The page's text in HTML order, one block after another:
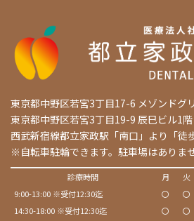
東京都中野区若宮3丁目17-6 メゾンドグ
東京都中野区若宮3丁目19-9 辰巳ビル1階
西武新宿線都立家政駅「南口」より「徒
※自転車駐輪できます。駐車場はありませ
診療時間 月 火
9:00-13:00 ※受付12:30迄
〇 〇
14:30-18:00 ※受付12:30迄
〇 〇